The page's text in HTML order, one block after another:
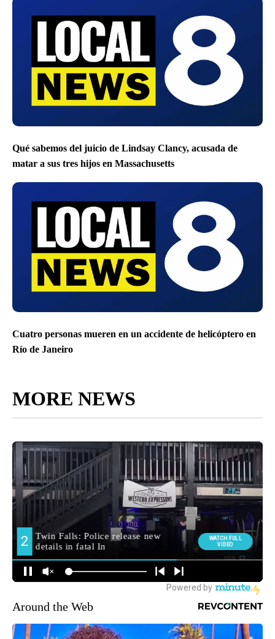
Qué sabemos del juicio de Lindsay Clancy, acusada de
matar a sus tres hijos en Massachusetts
Cuatro personas mueren en un accidente de helicóptero en
Río de Janeiro
MORE NEWS
Around the Web